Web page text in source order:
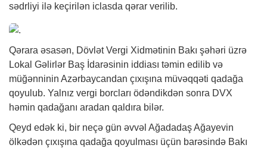
sədrliyi ilə keçirilən iclasda qərar verilib.
Qərara əsasən, Dövlət Vergi Xidmətinin Bakı şəhəri üzrə
Lokal Gəlirlər Baş İdarəsinin iddiası təmin edilib və
müğənninin Azərbaycandan çıxışına müvəqqəti qadağa
qoyulub. Yalnız vergi borcları ödəndikdən sonra DVX
həmin qadağanı aradan qaldıra bilər.
Qeyd edək ki, bir neçə gün əvvəl Ağadadaş Ağayevin
ölkədən çıxışına qadağa qoyulması üçün barəsində Bakı